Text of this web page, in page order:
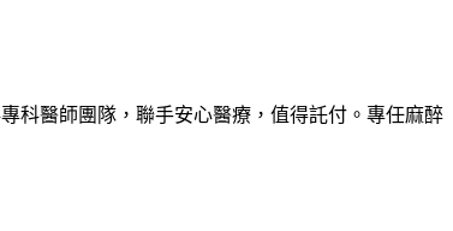
科醫師團隊，聯手安心醫療，值得託付。專任麻醉